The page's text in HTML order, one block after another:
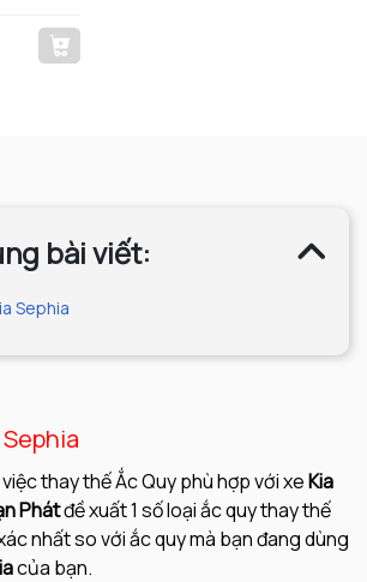
bài viết:
Sephia
thay thế Ắc Quy phù hợp với xeKia
Phátđề xuất 1 số loại ắc quy thay thế
nhất so với ắc quy mà bạn đang dùng
của bạn.